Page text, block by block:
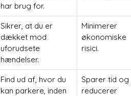
har brug for.
Sikrer, at du er
dækket mod
uforudsete
hændelser.
Minimerer
økonomiske
risici.
Find ud af, hvor du
kan parkere, inden
Sparer tid og
reducerer